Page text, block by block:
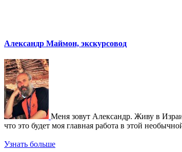
Александр Маймон, экскурсовод
Меня зовут Александр. Живу в
что это будет моя главная работа в этой
Узнать больше